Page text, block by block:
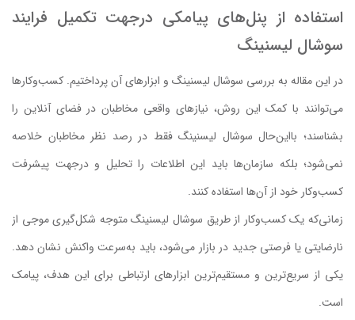
استفاده از پنل‌های پیامکی درجهت تکمیل فرایند
سوشال لیسنینگ
در این مقاله به بررسی سوشال لیسنینگ و ابزارهای آن پرداختیم. کسب‌و‌کارها
می‌توانند با کمک این روش، نیازهای واقعی مخاطبان در فضای آنلاین را
بشناسند؛ با‌این‌حال سوشال لیسنینگ فقط در رصد نظر مخاطبان خلاصه
نمی‌شود؛ بلکه سازمان‌ها باید این اطلاعات را تحلیل و درجهت پیشرفت
کسب‌وکار خود از آن‌ها استفاده کنند.
زمانی‌که یک کسب‌وکار از طریق سوشال لیسنینگ متوجه شکل‌گیری موجی از
نارضایتی یا فرصتی جدید در بازار می‌شود، باید به‌سرعت واکنش نشان دهد.
یکی از سریع‌ترین و مستقیم‌ترین ابزارهای ارتباطی برای این هدف، پیامک
است.